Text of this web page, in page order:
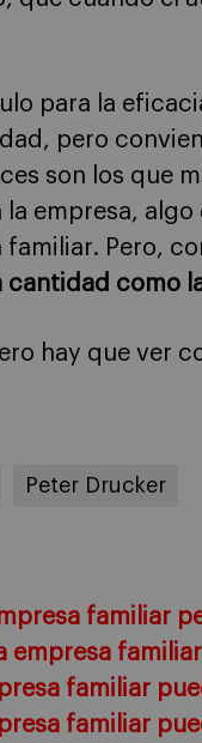
para la
pero
son los que
empresa,
familiar. Pero,
como
hay que ver
Peter Drucker
familiar
empresa
familiar
familiar